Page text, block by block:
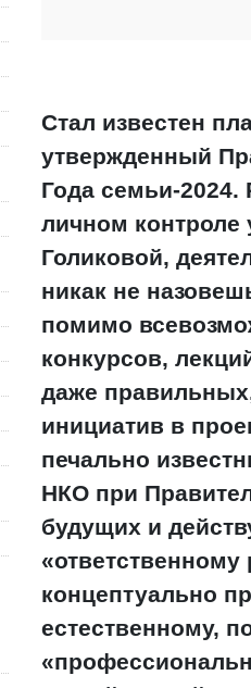
Стал известен
утвержденный
Года семьи-2024.
личном контроле
Голиковой,
никак не
помимо
конкурсов,
даже
инициатив в
печально
НКО при
будущих и
«ответственному
концептуально
естественному,